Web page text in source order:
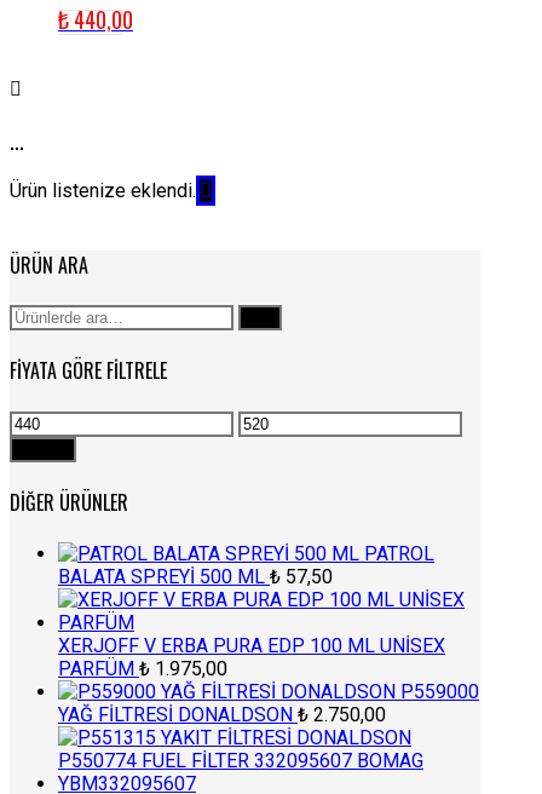
₺440,00
...
Ürün listenize eklendi.
ÜRÜN ARA
Ara:
FIYATA GÖRE FILTRELE
En
düşük
fiyat
En
yüksek
DIĞER ÜRÜNLER
PATROL
BALATA SPREYİ 500 ML ₺ 57,50
XERJOFF V ERBA PURA EDP 100 ML UNİSEX
PARFÜM ₺ 1.975,00
P559000
YAĞ FİLTRESİ DONALDSON ₺ 2.750,00